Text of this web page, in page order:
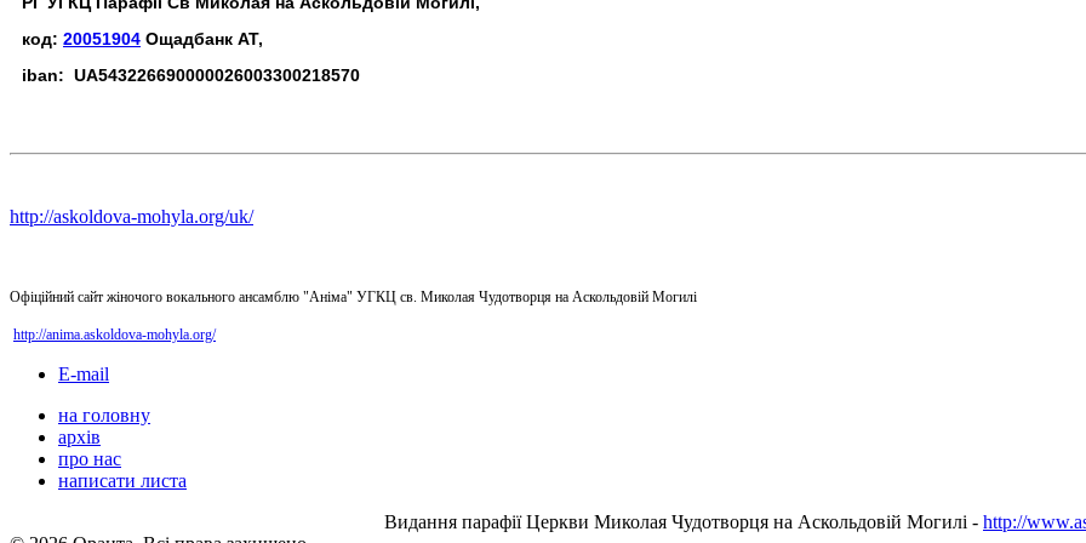
код: 20051904 Ощадбанк АТ,
iban: UA543226690000026003300218570
http://askoldova-mohyla.org/uk/
Офіційний сайт жіночого вокального ансамблю "Аніма" УГКЦ св. Миколая Чудотворця на Аскольдовій Могилі
http://anima.askoldova-mohyla.org/
E-mail
на головну
архів
про нас
написати листа
Видання парафії Церкви Миколая Чудотворця на Аскольдовій Могилі - http://